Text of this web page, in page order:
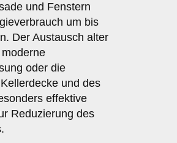
und Fenstern
um bis
Der Austausch alter
oder die
und des
effektive
Reduzierung des